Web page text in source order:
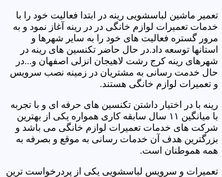
تعمیر ماشین لباسشویی رینه در ابتدا فعالیت خود را با
خدمات تعمیرات لوازم خانگی در در رینه آغاز نمود و به
مرور گستره فعالیت های خود را به سایر شهرها و
استانها توسعه داد.در حال حاضر تکنسین های رینه در
شهرهای رینه کرج رشت لاهیجان انزلی اصفهان و...در
حال خدمت رسانی به مشتریان در زمینه نصب سرویس
و تعمیرات لوازم خانگی هستند.
رینه با در اختیار داشتن تکنسین های حرفه ای و با تجربه
با میانگین ۱۱ سال سابقه کاری همواره یکی از بهترین
شرکت های خدمات تعمیرات لوازم خانگی می باشد و
بزرگترین هدف آن خدمات رسانی به موقع و بصرفه به
همه هموطنان است.
تعمیرات و سرویس لباسشویی یکی از پردرخواست ترین